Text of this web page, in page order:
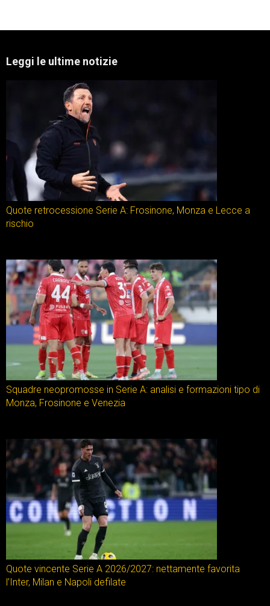
Leggi le ultime notizie
Quote retrocessione Serie A: Frosinone, Monza e Lecce a
rischio
Squadre neopromosse in Serie A: analisi e formazioni tipo di
Monza, Frosinone e Venezia
Quote vincente Serie A 2026/2027: nettamente favorita
l’Inter, Milan e Napoli defilate